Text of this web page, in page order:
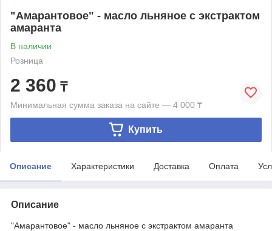
"Амарантовое" - масло льняное с экстрактом
амаранта
В наличии
Розница
2 360 ₸
Минимальная сумма заказа на сайте — 4 000 ₸
Купить
Описание Характеристики Доставка Оплата
Описание
"Амарантовое" - масло льняное с экстрактом амаранта